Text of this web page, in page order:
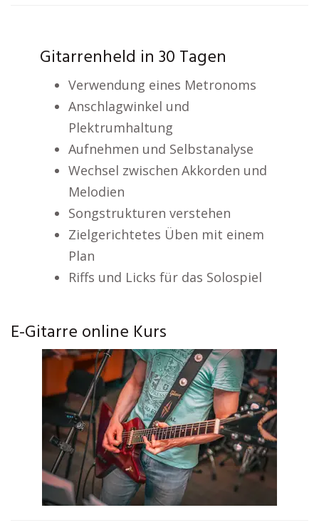
Gitarrenheld in 30 Tagen
Verwendung eines Metronoms
Anschlagwinkel und
Plektrumhaltung
Aufnehmen und Selbstanalyse
Wechsel zwischen Akkorden und
Melodien
Songstrukturen verstehen
Zielgerichtetes Üben mit einem
Plan
Riffs und Licks für das Solospiel
E-Gitarre online Kurs